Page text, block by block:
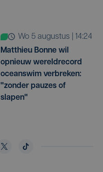
wo 5 augustus | 14:24
Matthieu Bonne wil
opnieuw wereldrecord
oceanswim verbreken:
"zonder pauzes of
slapen"